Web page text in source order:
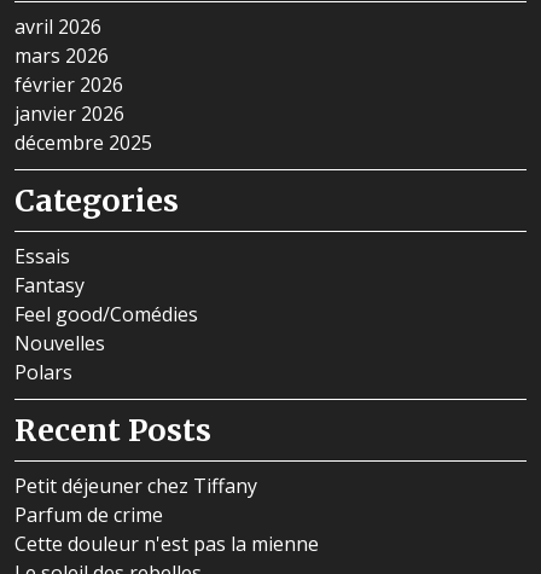
avril 2026
mars 2026
février 2026
janvier 2026
décembre 2025
Categories
Essais
Fantasy
Feel good/Comédies
Nouvelles
Polars
Recent Posts
Petit déjeuner chez Tiffany
Parfum de crime
Cette douleur n'est pas la mienne